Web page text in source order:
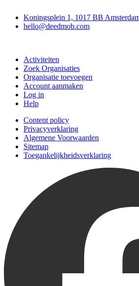
Koningsplein 1, 1017 BB
hello@deedmob.com
Activiteiten
Zoek Organisaties
Organisatie toevoegen
Account aanmaken
Log in
Help
Content policy
Privacyverklaring
Algemene Voorwaarden
Sitemap
Toegankelijkheidsverklaring